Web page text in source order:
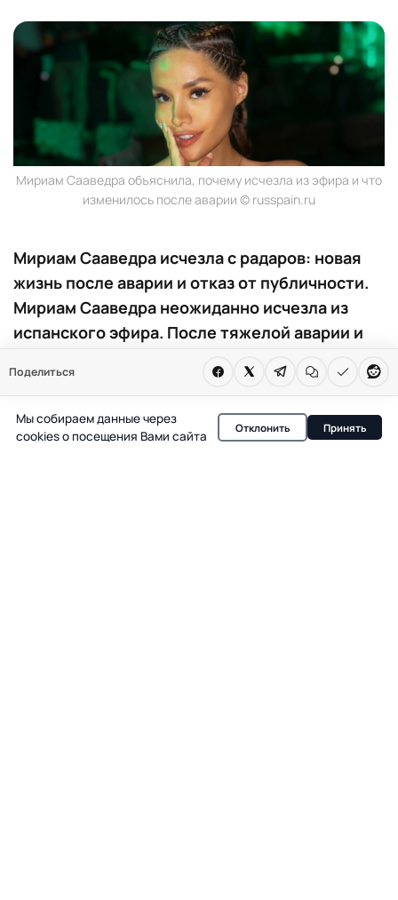
Поделиться
Мириам Сааведра объяснила, почему исчезла из эфира и что
изменилось после аварии © russpain.ru
Мириам Сааведра исчезла с радаров: новая
жизнь после аварии и отказ от публичности.
Мириам Сааведра неожиданно исчезла из
испанского эфира. После тяжелой аварии и
прежней открытости. Теперь ее жизнь и
интерес.
Мы собираем данные через
cookies о посещения Вами сайта
Отклонить Принять